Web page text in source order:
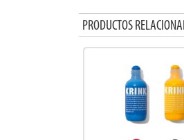
PRODUCTOS